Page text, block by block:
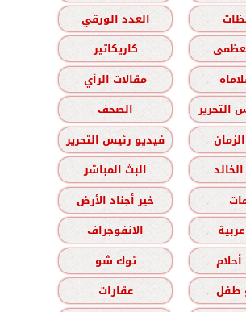
العدد الورقي
كاريكاتير
مقالات الرأي
التحرير
الصحف
فيديو رئيس التحرير
البث المباشر
خير أجناد الأرض
الانفوجراف
توك شو
طفل
عقارات